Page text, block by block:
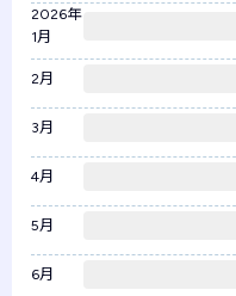
2026年
1月
2月
3月
4月
5月
6月